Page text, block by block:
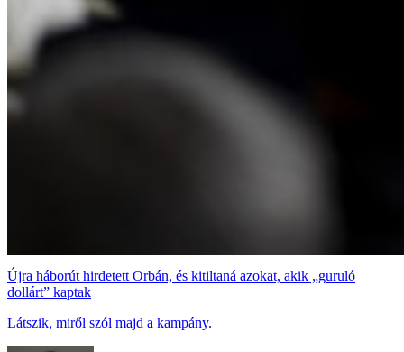
Újra háborút hirdetett Orbán, és kitiltaná azokat, akik „guruló
dollárt” kaptak
Látszik, miről szól majd a kampány.